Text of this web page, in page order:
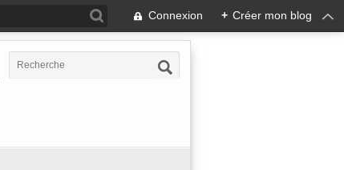
Connexion + Créer mon blog